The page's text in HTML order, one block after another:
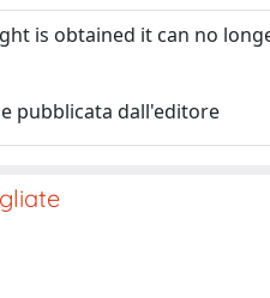
is obtained it can no
pubblicata dall'editore